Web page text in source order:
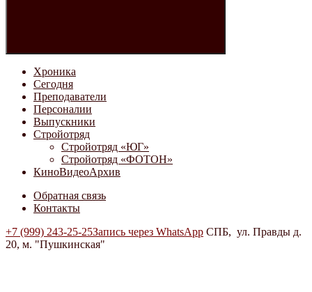
Хроника
Сегодня
Преподаватели
Персоналии
Выпускники
Стройотряд
Стройотряд «ЮГ»
Стройотряд «ФОТОН»
КиноВидеоАрхив
Обратная связь
Контакты
+7 (999) 243-25-25Запись через WhatsApp СПБ, ул. Правды д.
20, м. "Пушкинская"